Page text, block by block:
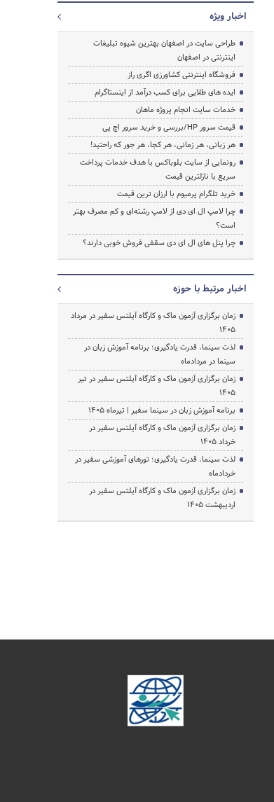
اخبار ویژه
طراحی سایت در اصفهان بهترین شیوه تبلیغات
اینترنتی در اصفهان
فروشگاه اینترنتی کشاورزی اگری راز
ایده های طلایی برای کسب درآمد از اینستاگرام
خدمات سایت انجام پروژه ماهان
قیمت سرور HP/بررسی و خرید سرور اچ پی
هر زبانی، هر زمانی، هر کجا، هر جور که راحتید!
رونمایی از سایت بلوباکس با هدف خدمات پرداخت
سریع با نازلترین قیمت
خرید تلگرام پرمیوم با ارزان ترین قیمت
چرا لامپ ال ای دی از لامپ رشته‌ای و کم مصرف بهتر
است؟
چرا پنل های ال ای دی سقفی فروش خوبی دارند؟
اخبار مرتبط با حوزه
زمان برگزاری آزمون ماک و کارگاه آیلتس سفیر در مرداد
1405
لذت سینما، قدرت یادگیری؛ برنامه آموزش زبان در
سینما در مردادماه
زمان برگزاری آزمون ماک و کارگاه آیلتس سفیر در تیر
1405
برنامه آموزش زبان در سینما سفیر | تیرماه ۱۴۰۵
زمان برگزاری آزمون ماک و کارگاه آیلتس سفیر در
خرداد 1405
لذت سینما، قدرت یادگیری؛ تورهای آموزشی سفیر در
خردادماه
زمان برگزاری آزمون ماک و کارگاه آیلتس سفیر در
اردیبهشت 1405